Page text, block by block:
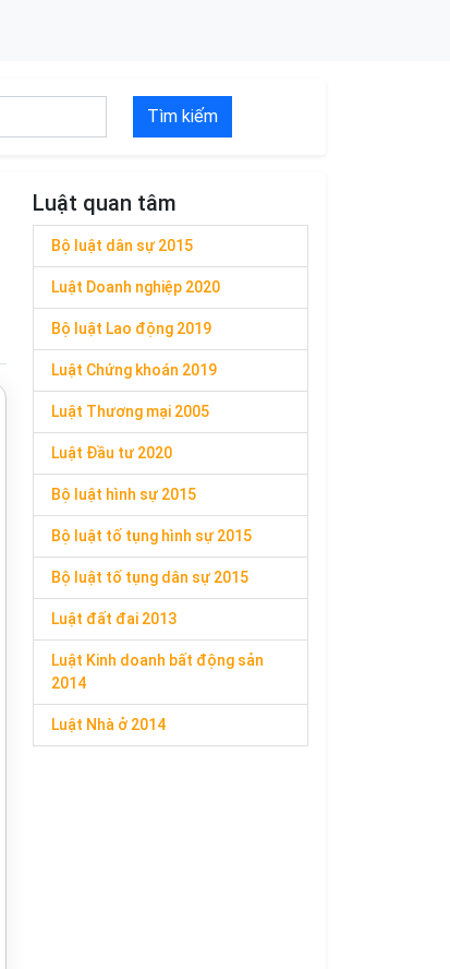
Tìm kiếm
Luật quan tâm
Bộ luật dân sự 2015
Luật Doanh nghiệp 2020
Bộ luật Lao động 2019
Luật Chứng khoán 2019
Luật Thương mại 2005
Luật Đầu tư 2020
Bộ luật hình sự 2015
Bộ luật tố tụng hình sự 2015
Bộ luật tố tụng dân sự 2015
Luật đất đai 2013
Luật Kinh doanh bất động sản
2014
Luật Nhà ở 2014